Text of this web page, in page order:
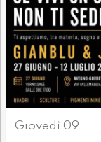
Giovedì 09